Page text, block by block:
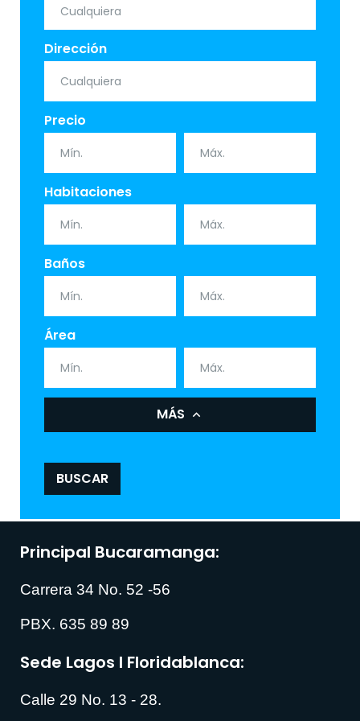
Dirección
Precio
Habitaciones
Baños
Área
MÁS
BUSCAR
Principal Bucaramanga:
Carrera 34 No. 52 -56
PBX. 635 89 89
Sede Lagos I Floridablanca:
Calle 29 No. 13 - 28.